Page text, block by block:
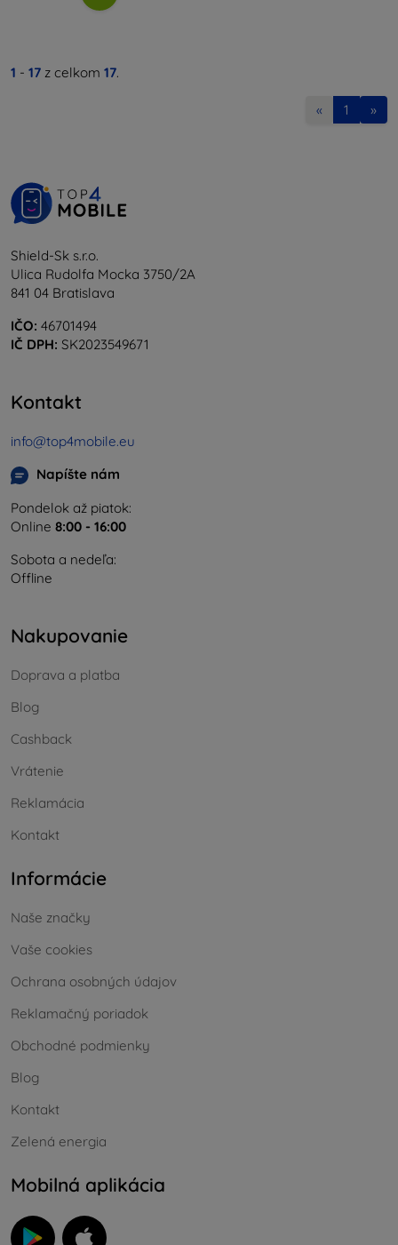
1 - 17 z celkom 17.
« 1 »
Shield-Sk s.r.o.
Ulica Rudolfa Mocka 3750/2A
841 04 Bratislava
IČO: 46701494
IČ DPH: SK2023549671
Kontakt
info@top4mobile.eu
Napíšte nám
Pondelok až piatok:
Online 8:00 - 16:00
Sobota a nedeľa:
Offline
Nakupovanie
Doprava a platba
Blog
Cashback
Vrátenie
Reklamácia
Kontakt
Informácie
Naše značky
Vaše cookies
Ochrana osobných údajov
Reklamačný poriadok
Obchodné podmienky
Blog
Kontakt
Zelená energia
Mobilná aplikácia